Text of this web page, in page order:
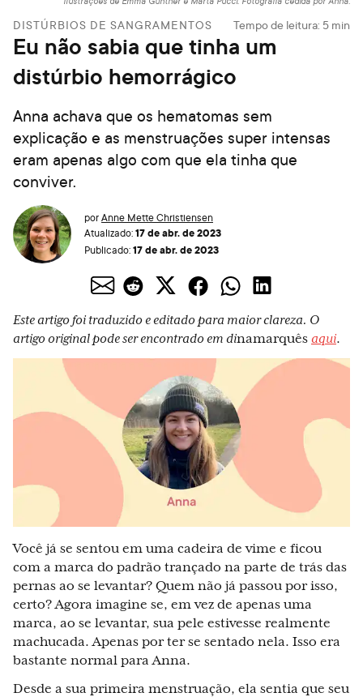
DISTÚRBIOS DE SANGRAMENTOS Tempo de leitura: 5 min
Eu não sabia que tinha um
distúrbio hemorrágico
Anna achava que os hematomas sem
explicação e as menstruações super intensas
eram apenas algo com que ela tinha que
conviver.
porAnne Mette Christiensen
Atualizado:17 de abr. de 2023
Publicado:17 de abr. de 2023
Este artigo foi traduzido e editado para maior clareza. O
artigo original pode ser encontrado em dinamarquês aqui.
Você já se sentou em uma cadeira de vime e ficou
com a marca do padrão trançado na parte de trás das
pernas ao se levantar? Quem não já passou por isso,
certo? Agora imagine se, em vez de apenas uma
marca, ao se levantar, sua pele estivesse realmente
machucada. Apenas por ter se sentado nela. Isso era
bastante normal para Anna.
Desde a sua primeira menstruação, ela sentia que seu